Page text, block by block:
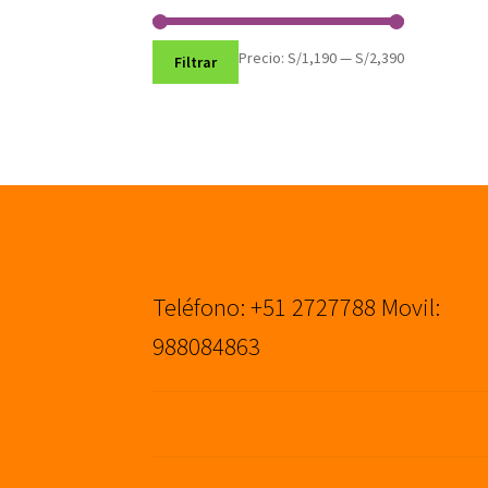
Precio
Precio
Filtrar Precio:S/1,190—S/2,390
Teléfono: +51 2727788 Movil:
988084863